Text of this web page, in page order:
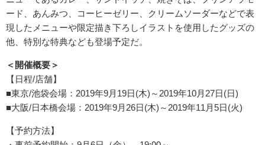
ード、あんみつ、コーヒーゼリー、クリームソーダーなどで表
現したメニューや限定描き下ろしイラストを使用したグッズの
他、特別な特典なども登場予定だ。
＜開催概要＞
【日程/店舗】
■東京/池袋会場：2019年9月19日(木)～2019年10月27日(日)
■大阪/日本橋会場：2019年9月26日(木)～2019年11月5日(火)
【予約方法】